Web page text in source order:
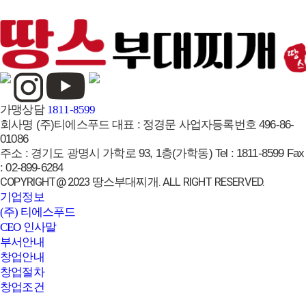
가맹상담 1811-8599
회사명 (주)티에스푸드 대표 : 정경문 사업자등록번호 496-86-
01086
주소 : 경기도 광명시 가학로 93, 1층(가학동) Tel : 1811-8599 Fax
:02-899-6284
COPYRIGHT@ 2023 땅스부대찌개. ALL RIGHT RESERVED.
기업정보
(주) 티에스푸드
CEO 인사말
부서안내
창업안내
창업절차
창업조건